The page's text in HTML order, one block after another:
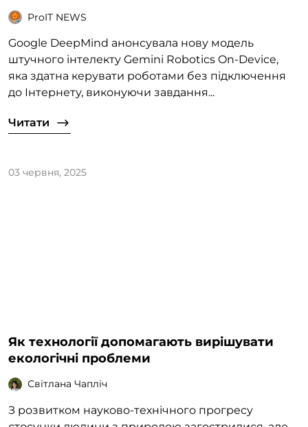
ProIT NEWS
Google DeepMind анонсувала нову модель
штучного інтелекту Gemini Robotics On-Device,
яка здатна керувати роботами без підключення
до Інтернету, виконуючи завдання...
Читати
03 червня, 2025
Як технології допомагають вирішувати
екологічні проблеми
Світлана Чапліч
З розвитком науково-технічного прогресу